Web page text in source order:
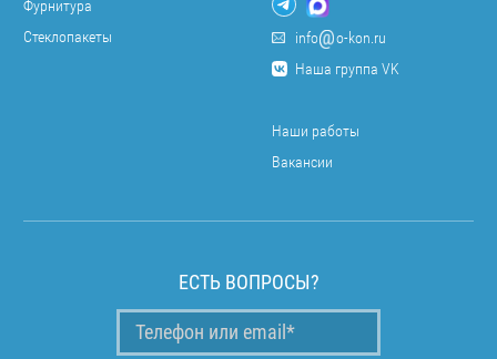
Фурнитура
Стеклопакеты
info
o-kon.ru
Наша группа VK
Наши работы
Вакансии
ЕСТЬ ВОПРОСЫ?